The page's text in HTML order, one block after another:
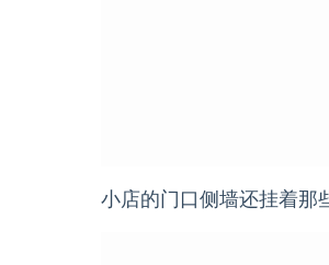
小店的门口侧墙还挂着那